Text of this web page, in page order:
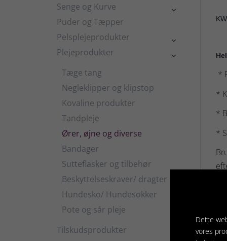
Senge og Kurve

Puder og Tæpper
Pelsplejeprodukter

Plejeprodukter 
Tæge tang
Negleklipper og klipstop
Kovaline produkter
Tandpleje
Ører, øjne og diverse
Bandager
Sutteflasker og tilbehør
Beskyttelseskraver/ dragter
Hundesko/ Hundesokker
Pote og sår pleje
Tilskudsprodukter
*
*
*
*
Dette
vores